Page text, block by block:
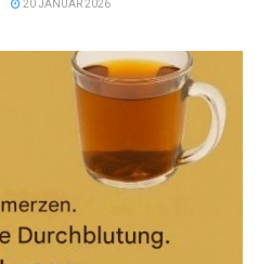
20 JANUAR 2026